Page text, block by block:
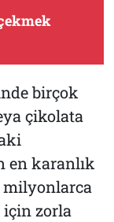
birçok
çikolata
en karanlık
milyonlarca
zorla